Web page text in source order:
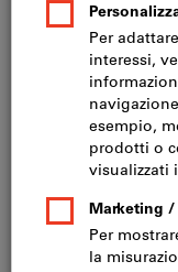
Prezzo per 1 Articolo
IVA inclusa Prezzo
IVA esclusa CHF 102.00
Per profondità